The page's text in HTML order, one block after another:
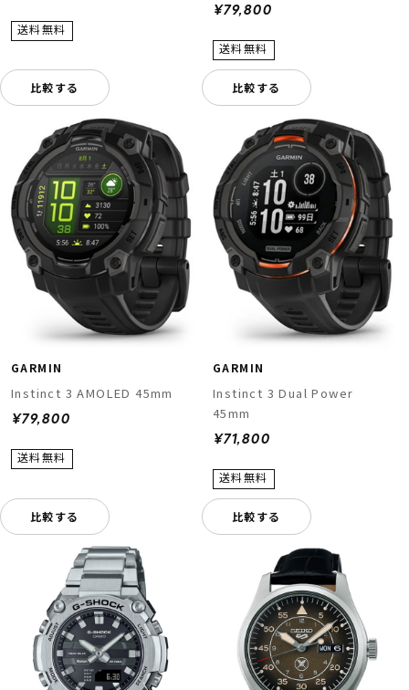
比較する
¥79,800
比較する
GARMIN
Instinct 3 AMOLED 45mm
¥79,800
比較する
GARMIN
Instinct 3 Dual Power
45mm
¥71,800
比較する